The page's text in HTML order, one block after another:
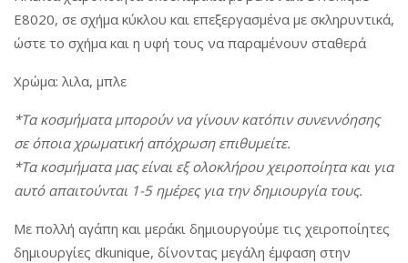
a
n
E8020, σε σχήμα κύκλου και επεξεργασμένα με σκληρυντικά,
ώστε το σχήμα και η υφή τους να παραμένουν σταθερά
Χρώμα: λιλα, μπλε
*Τα κοσμήματα μπορούν να γίνουν κατόπιν συνεννόησης
σε όποια χρωματική απόχρωση επιθυμείτε.
*Τα κοσμήματα μας είναι εξ ολοκλήρου χειροποίητα και για
αυτό απαιτούνται 1-5 ημέρες για την δημιουργία τους.
Με πολλή αγάπη και μεράκι δημιουργούμε τις χειροποίητες
δημιουργίες dkunique, δίνοντας μεγάλη έμφαση στην